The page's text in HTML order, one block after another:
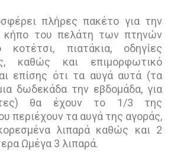
πλήρες πακέτο για την
κήπο του πελάτη των πτηνών
κοτέτσι, πιατάκια, οδηγίες
καθώς και επιμορφωτικό
επίσης ότι τα αυγά αυτά (τα
δωδεκάδα την εβδομάδα, για
θα έχουν το 1/3 της
περιέχουν τα αυγά της αγοράς,
λιπαρά καθώς και 2
Ωμέγα 3 λιπαρά.